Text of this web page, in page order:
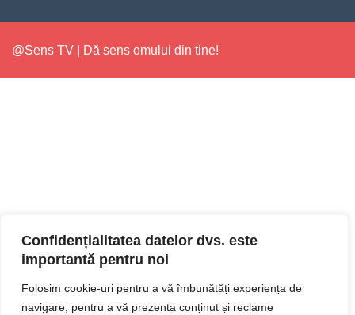
Confidențialitatea datelor dvs. este
importantă pentru noi
Folosim cookie-uri pentru a vă îmbunătăți experiența de
navigare, pentru a vă prezenta conținut și reclame
@Sens TV | Dă sens omului din tine!